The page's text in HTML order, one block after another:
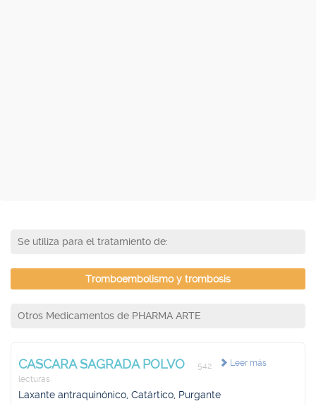
Se utiliza para el tratamiento de:
Tromboembolismo y trombosis
Otros Medicamentos de PHARMA ARTE
Leer más
CASCARA SAGRADA POLVO
542
lecturas
Laxante antraquinónico, Catártico, Purgante